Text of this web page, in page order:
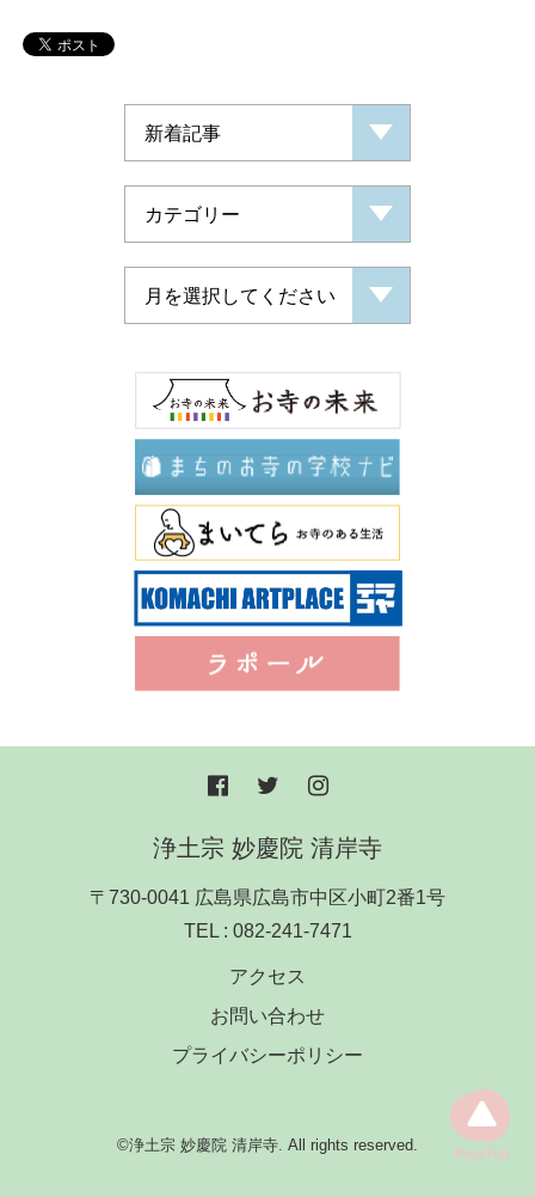
浄土宗 妙慶院 清岸寺
〒730-0041 広島県広島市中区小町2番1号
TEL : 082-241-7471
アクセス
お問い合わせ
プライバシーポリシー
©浄土宗 妙慶院 清岸寺. All rights reserved.